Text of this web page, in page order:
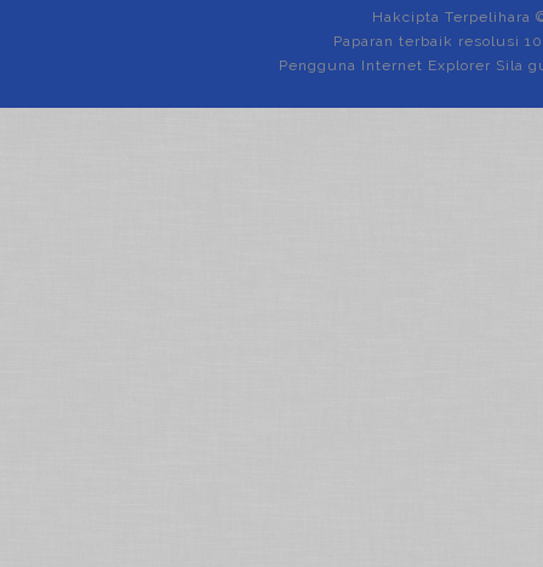
Hakcipta Terpelihara
Paparan terbaik resolusi
Pengguna Internet Explorer Sila